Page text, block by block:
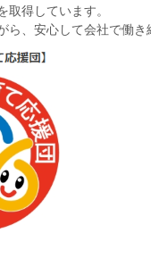
得しています。
ら、安心して会社で働